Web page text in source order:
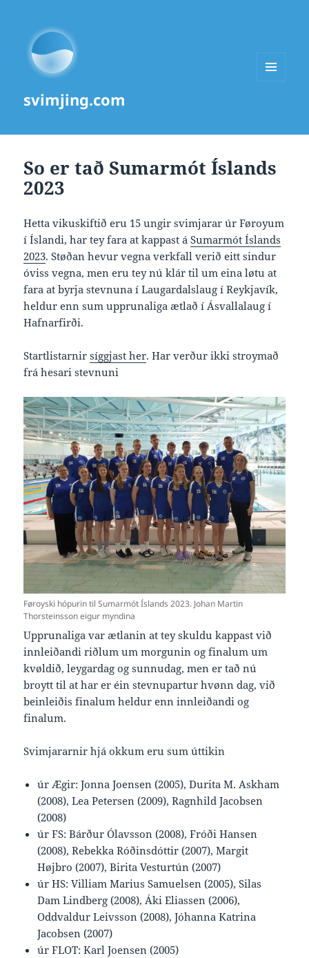
svimjing.com
So er tað Sumarmót Íslands
2023
Hetta vikuskiftið eru 15 ungir svimjarar úr Føroyum
í Íslandi, har tey fara at kappast áSumarmót Íslands
2023. Støðan hevur vegna verkfall verið eitt sindur
óviss vegna, men eru tey nú klár til um eina løtu at
fara at byrja stevnuna í Laugardalslaug í Reykjavík,
heldur enn sum upprunaliga ætlað í Ásvallalaug í
Hafnarfirði.
Startlistarnirsíggjast her. Har verður ikki stroymað
frá hesari stevnuni
Føroyski hópurin til Sumarmót Íslands 2023. Johan Martin
Thorsteinsson eigur myndina
Upprunaliga var ætlanin at tey skuldu kappast við
innleiðandi riðlum um morgunin og finalum um
kvøldið, leygardag og sunnudag, men er tað nú
broytt til at har er éin stevnupartur hvønn dag, við
beinleiðis finalum heldur enn innleiðandi og
finalum.
Svimjararnir hjá okkum eru sum úttikin
úr Ægir: Jonna Joensen (2005), Durita M. Askham
(2008), Lea Petersen (2009), Ragnhild Jacobsen
(2008)
úr FS: Bárður Ólavsson (2008), Fróði Hansen
(2008), Rebekka Róðinsdóttir (2007), Margit
Højbro (2007), Birita Vesturtún (2007)
úr HS: Villiam Marius Samuelsen (2005), Silas
Dam Lindberg (2008), Áki Eliassen (2006),
Oddvaldur Leivsson (2008), Jóhanna Katrina
Jacobsen (2007)
úr FLOT: Karl Joensen (2005)